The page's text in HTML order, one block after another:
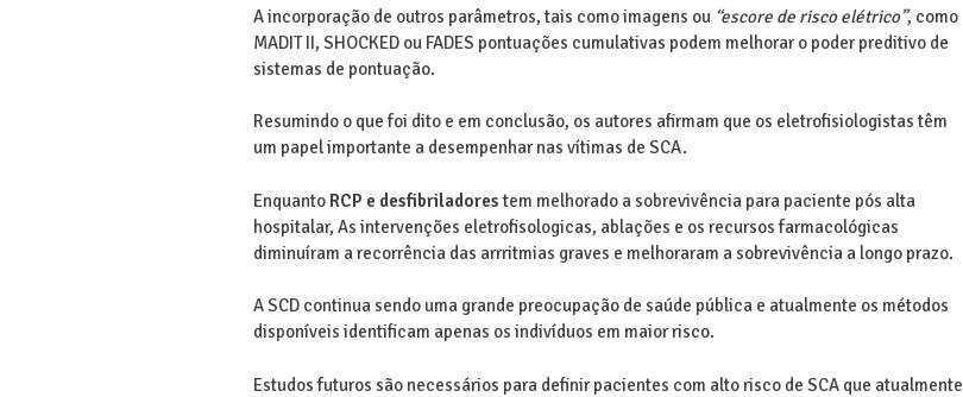
A incorporação de outros parâmetros, tais como imagens ou “escore de risco elétrico”, como
MADIT II, SHOCKED ou FADES pontuações cumulativas podem melhorar o poder preditivo de
sistemas de pontuação.
Resumindo o que foi dito e em conclusão, os autores afirmam que os eletrofisiologistas têm
um papel importante a desempenhar nas vítimas de SCA.
Enquanto RCP e desfibriladorestem melhorado a sobrevivência para paciente pós alta
hospitalar, As intervenções eletrofisologicas, ablações e os recursos farmacológicas
diminuíram a recorrência das arrritmias graves e melhoraram a sobrevivência a longo prazo.
A SCD continua sendo uma grande preocupação de saúde pública e atualmente os métodos
disponíveis identificam apenas os indivíduos em maior risco.
Estudos futuros são necessários para definir pacientes com alto risco de SCA que atualmente